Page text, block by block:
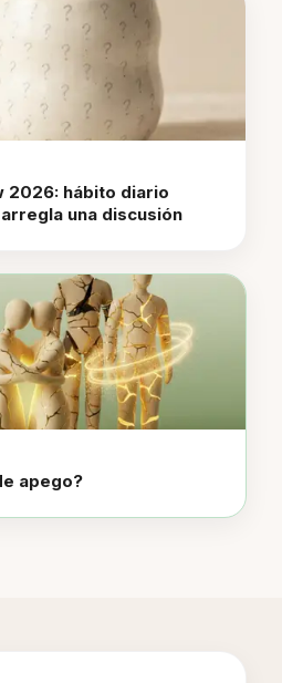
2026: hábito diario
una discusión
apego?